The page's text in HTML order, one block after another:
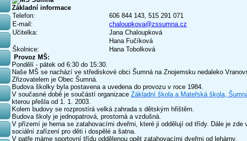
Základní informace
Telefon:
606 844 143, 515 291 071
E-mail:
chaloupkova@zssumna.cz
Učitelka:
Jana Chaloupková
Hana Fučíková
Školnice:
Hana Tobolková
Provoz MŠ:
Pondělí - pátek od 6:30 do 15:30.
Naše MŠ se nachází ve střediskové obci Šumná na Znojemsku nedaleko
Zřizovatelem je Obec Šumná.
Budova školky byla postavena a uvedena do provozu v roce 1984.
V současné době je součástí organizace Základní škola a Mateřská škola,
kterou přešla od 1. 1. 2003.
Kolem budovy se rozprostírá velká zahrada s dětským hřištěm.
Budova školy je jednopatrová, prostorná a vzdušná.
V přízemí je herna se zatahovacími dveřmi, které ji oddělují od třídy. Dále je zde
sociální zařízení pro děti i dospělé a šatna.
V patře máme sportovní třídu oddělenou opět zatahovacími dveřmi od lehárny.